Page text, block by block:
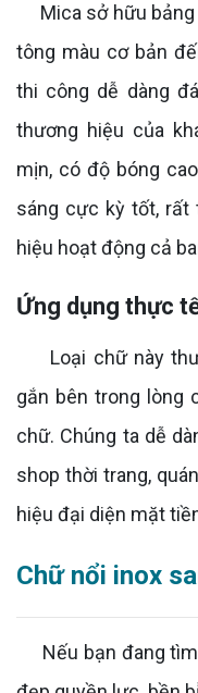
Mica sở hữu bảng
tông màu cơ bản
thi công dễ dàng
thương hiệu của
mịn, có độ bóng
sáng cực kỳ tốt, rất
hiệu hoạt động cả
Ứng dụng thực
Loại chữ này
gắn bên trong lòng
chữ. Chúng ta dễ
shop thời trang,
hiệu đại diện mặt
Chữ nổi inox
Nếu bạn đang tìm